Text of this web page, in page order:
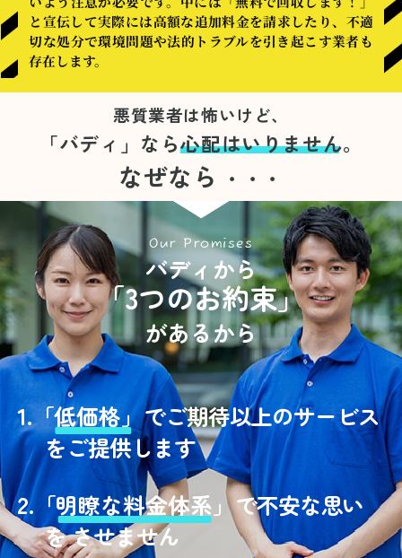
と宣伝して実際には高額な追加料金を請求したり、不適
切な処分で環境問題や法的トラブルを引き起こす業者も
存在します。
悪質業者は怖いけど、
「バディ」なら心配はいりません。
なぜなら ・・・
Our Promises
バディから
「3つのお約束」
があるから
1.「低価格」でご期待以上のサービス
をご提供します
2.「明瞭な料金体系」で不安な思い
を させません